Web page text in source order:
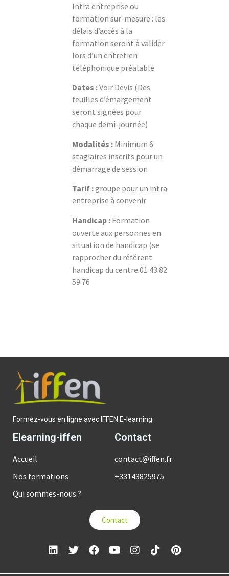
Intra entreprise ou
formation sur-mesure : les
délais d’accès à la
formation seront à valider
lors d’un entretien
téléphonique préalable.
Dates :Voir Devis (Des
feuilles d’émargement
seront signées pour
chaque demi-journée)
Modalités : Minimum 6
stagiaires inscrits pour un
démarrage de session
Tarif :groupe pour un intra
entreprise à convenir
Handicap : Formation
ouverte aux personnes en
situation de handicap (se
rapprocher du référent
handicap du centre 01 43 82
59 76
Formez-vous en ligne avec IFFEN E-learning
Elearning-iffen
Accueil
Nos formations
Qui sommes-nous ?
Contact
contact@iffen.fr
+33143825975
Contact